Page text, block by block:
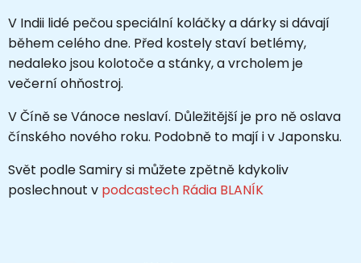
V Indii lidé pečou speciální koláčky a dárky si dávají
během celého dne. Před kostely staví betlémy,
nedaleko jsou kolotoče a stánky, a vrcholem je
večerní ohňostroj.
V Číně se Vánoce neslaví. Důležitější je pro ně oslava
čínského nového roku. Podobně to mají i v Japonsku.
Svět podle Samiry si můžete zpětně kdykoliv
poslechnout v podcastech Rádia BLANÍK